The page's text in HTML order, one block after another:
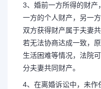
3、婚前一方所得的财产
一方的个人财产，另一
双方获得财产属于夫妻
若无法协商达成一致，
生活困难等情况，法院
分夫妻共同财产。
4、在离婚诉讼中，未作